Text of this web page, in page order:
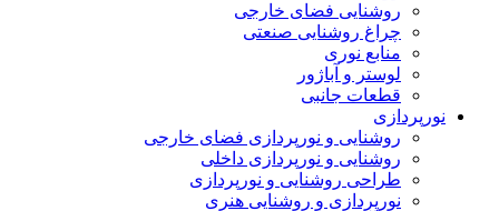
روشنایی فضای خارجی
چراغ روشنایی صنعتی
منابع نوری
لوستر و آباژور
قطعات جانبی
نورپردازی
روشنایی و نورپردازی فضای خارجی
روشنایی و نورپردازی داخلی
طراحی روشنایی و نورپردازی
نورپردازی و روشنایی هنری